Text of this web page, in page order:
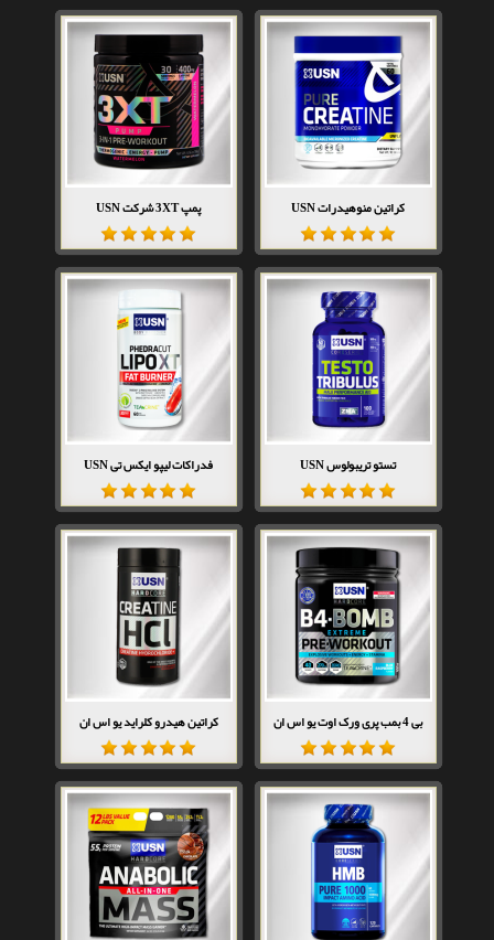
کراتین منوهیدرات USN پمپ 3XT شرکت USN
تستو تریبولوس USN فدراکات لیپو ایکس تی USN
بی 4 بمب پری ورک اوت یو اس ان کراتین هیدرو کلراید یو اس ان